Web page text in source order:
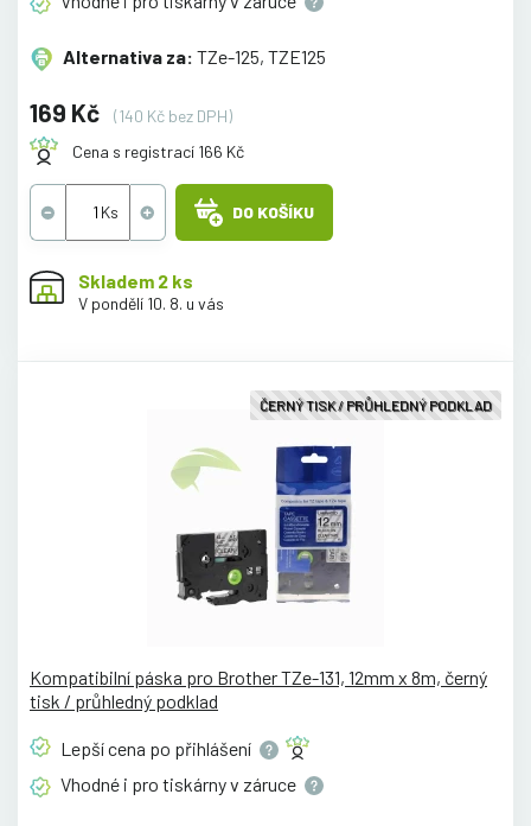
Alternativa za: TZe-125, TZE125
169 Kč
(140 Kč bez DPH)
Cena s registrací 166 Kč
DO KOŠÍKU
Skladem 2 ks
V pondělí 10. 8. u vás
ČERNÝ TISK / PRŮHLEDNÝ PODKLAD
Kompatibilní páska pro Brother TZe-131, 12mm x 8m, černý
tisk / průhledný podklad
Lepší cena po přihlášení
Vhodné i pro tiskárny v záruce